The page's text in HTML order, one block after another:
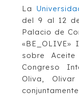
La
del 9 al 12
Palacio de
sobre
Congreso
Oliva,